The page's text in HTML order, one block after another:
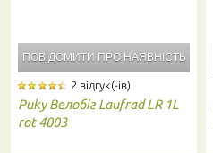
ПОВІДОМИТИ ПРО НАЯВНІСТЬ
2 відгук(-ів)
Puky Велобіг Laufrad LR 1L
rot 4003